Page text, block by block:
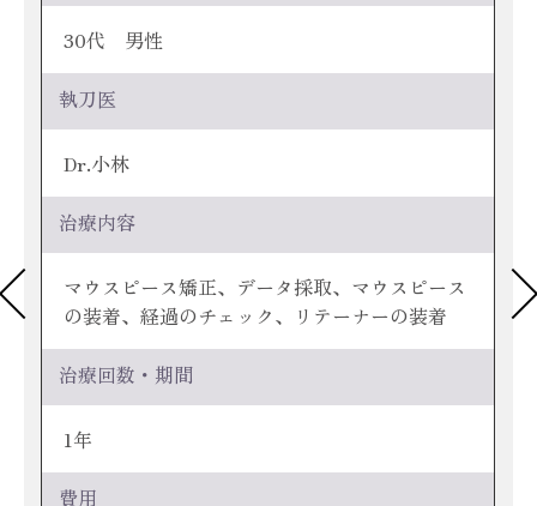
30代 男性
執刀医
Dr.小林
治療内容
マウスピース矯正、データ採取、マウスピース
の装着、経過のチェック、リテーナーの装着
治療回数・期間
1年
費用